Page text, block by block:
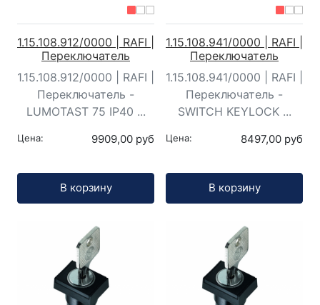
1.15.108.912/0000 | RAFI |
Переключатель
1.15.108.912/0000 | RAFI |
Переключатель -
LUMOTAST 75 IP40 ...
Цена: 9909,00 руб
В корзину
1.15.108.941/0000 | RAFI |
Переключатель
1.15.108.941/0000 | RAFI |
Переключатель -
SWITCH KEYLOCK ...
Цена: 8497,00 руб
В корзину